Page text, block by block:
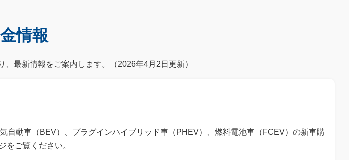
情報
最新情報をご案内します。（2026年4月2日更新）
動車（BEV）、プラグインハイブリッド車（PHEV）、燃料電池車（FCEV）の新車購
をご覧ください。